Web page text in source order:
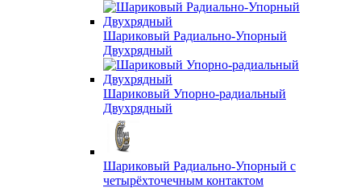
Шариковый Радиально-Упорный
Двухрядный
Шариковый Упорно-радиальный
Двухрядный
Шариковый Радиально-Упорный с
четырёхточечным контактом